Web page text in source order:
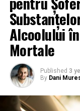
Alcoolului
Mortale
Published 3
By Dani